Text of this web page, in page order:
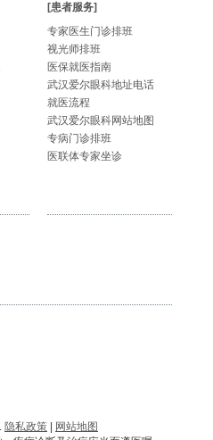
[患者服务]
专家医生门诊排班
视光师排班
医保就医指南
武汉爱尔眼科地址电话
就医流程
武汉爱尔眼科网站地图
专病门诊排班
医联体专家坐诊
隐私政策
网站地图